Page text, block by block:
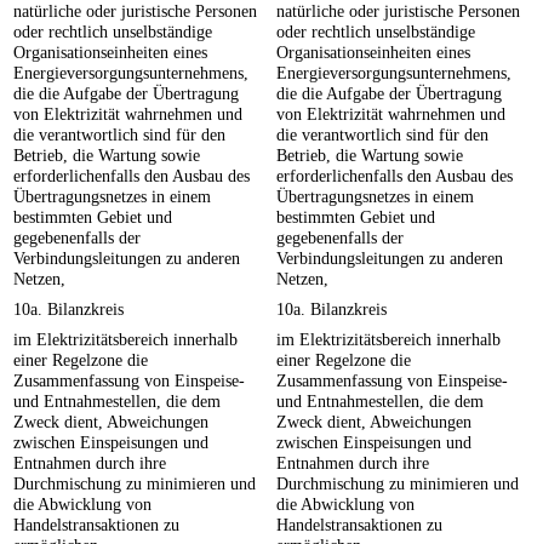
natürliche oder juristische Personen
oder rechtlich unselbständige
Organisationseinheiten eines
Energieversorgungsunternehmens,
die die Aufgabe der Übertragung
von Elektrizität wahrnehmen und
die verantwortlich sind für den
Betrieb, die Wartung sowie
erforderlichenfalls den Ausbau des
Übertragungsnetzes in einem
bestimmten Gebiet und
gegebenenfalls der
Verbindungsleitungen zu anderen
Netzen,
natürliche oder juristische Personen
oder rechtlich unselbständige
Organisationseinheiten eines
Energieversorgungsunternehmens,
die die Aufgabe der Übertragung
von Elektrizität wahrnehmen und
die verantwortlich sind für den
Betrieb, die Wartung sowie
erforderlichenfalls den Ausbau des
Übertragungsnetzes in einem
bestimmten Gebiet und
gegebenenfalls der
Verbindungsleitungen zu anderen
Netzen,
10a. Bilanzkreis
10a. Bilanzkreis
im Elektrizitätsbereich innerhalb
einer Regelzone die
Zusammenfassung von Einspeise-
und Entnahmestellen, die dem
Zweck dient, Abweichungen
zwischen Einspeisungen und
Entnahmen durch ihre
Durchmischung zu minimieren und
die Abwicklung von
Handelstransaktionen zu
im Elektrizitätsbereich innerhalb
einer Regelzone die
Zusammenfassung von Einspeise-
und Entnahmestellen, die dem
Zweck dient, Abweichungen
zwischen Einspeisungen und
Entnahmen durch ihre
Durchmischung zu minimieren und
die Abwicklung von
Handelstransaktionen zu